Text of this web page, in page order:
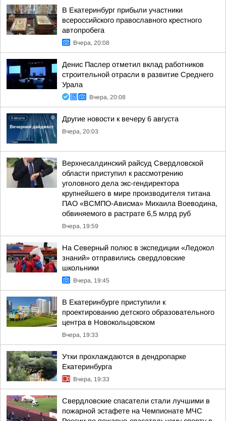
В Екатеринбург прибыли участники
всероссийского православного крестного
автопробега
Вчера, 20:08
Денис Паслер отметил вклад работников
строительной отрасли в развитие Среднего
Урала
Вчера, 20:08
Другие новости к вечеру 6 августа
Вчера, 20:03
Верхнесалдинский райсуд Свердловской
области приступил к рассмотрению
уголовного дела экс-гендиректора
крупнейшего в мире производителя титана
ПАО «ВСМПО-Ависма» Михаила Воеводина,
обвиняемого в растрате 6,5 млрд руб
Вчера, 19:59
На Северный полюс в экспедиции «Ледокол
знаний» отправились свердловские
школьники
Вчера, 19:45
В Екатеринбурге приступили к
проектированию детского образовательного
центра в Новокольцовском
Вчера, 19:33
Утки прохлаждаются в дендропарке
Екатеринбурга
Вчера, 19:33
Свердловские спасатели стали лучшими в
пожарной эстафете на Чемпионате МЧС